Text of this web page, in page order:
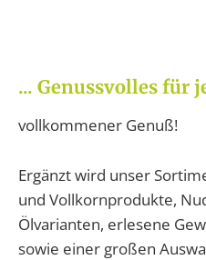
... Genussvolles für
vollkommener Genuß!
Ergänzt wird unser
und Vollkornprodukte,
Ölvarianten, erlesene
sowie einer großen